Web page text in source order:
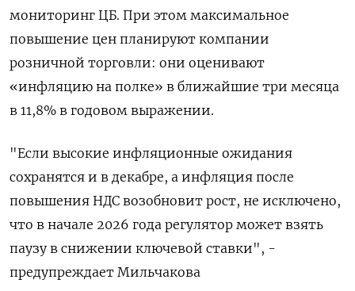
мониторинг ЦБ. При этом максимальное
повышение цен планируют компании
розничной торговли: они оценивают
«инфляцию на полке» в ближайшие три месяца
в 11,8% в годовом выражении.
"Если высокие инфляционные ожидания
сохранятся и в декабре, а инфляция после
повышения НДС возобновит рост, не исключено,
что в начале 2026 года регулятор может взять
паузу в снижении ключевой ставки", -
предупреждает Мильчакова